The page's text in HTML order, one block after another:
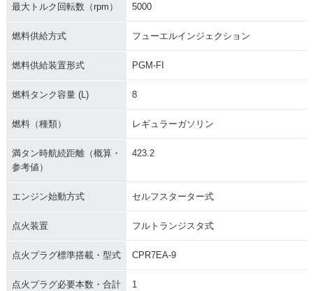
最大トルク回転数（rpm） 5000
燃料供給方式 フューエルインジェクション
燃料供給装置形式 PGM-FI
燃料タンク容量 (L) 8
燃料（種類） レギュラーガソリン
満タン時航続距離（概算・
参考値）
423.2
エンジン始動方式 セルフスターター式
点火装置 フルトランジスタ式
点火プラグ標準搭載・型式 CPR7EA-9
点火プラグ必要本数・合計 1